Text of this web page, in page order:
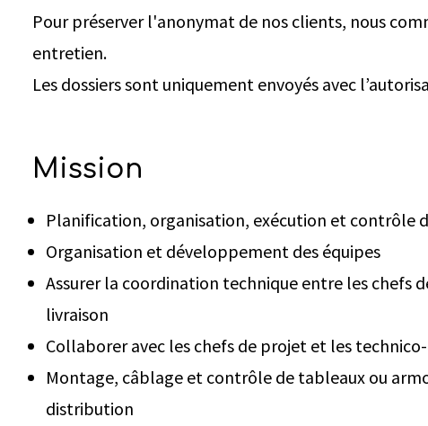
Pour préserver l'anonymat de nos clients, nous
entretien.
Les dossiers sont uniquement envoyés avec
Mission
Planification, organisation, exécution et contrôle
Organisation et développement des équipes
Assurer la coordination technique entre les
livraison
Collaborer avec les chefs de projet et les
Montage, câblage et contrôle de tableaux ou
distribution